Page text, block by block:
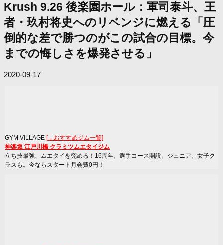
Krush 9.26 後楽園ホール：軍司泰斗、王
者・玖村将史へのリベンジに燃える「圧
倒的な差で勝つのがこの試合の目標。今
までの悔しさを爆発させる」
2020-09-17
GYM VILLAGE [→おすすめジム一覧]
神楽坂 江戸川橋 クラミツムエタイジム
立ち技最強、ムエタイを究める！16周年、選手コース開設。ジュニア、女子ク
ラスも。今ならスタート月会費0円！